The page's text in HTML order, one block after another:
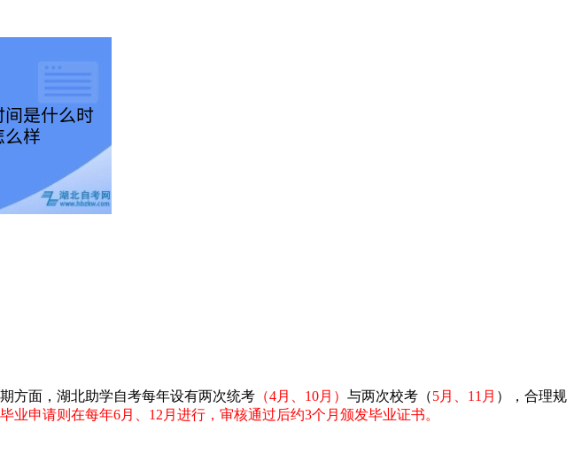
方面，湖北助学自考每年设有两次统考 （4月、10月） 与两次校考（5月、11月 ），合理规
毕业申请则在每年6月、12月进行，审核通过后约3个月颁发毕业证书。